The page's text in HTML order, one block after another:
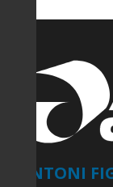
ANTONI